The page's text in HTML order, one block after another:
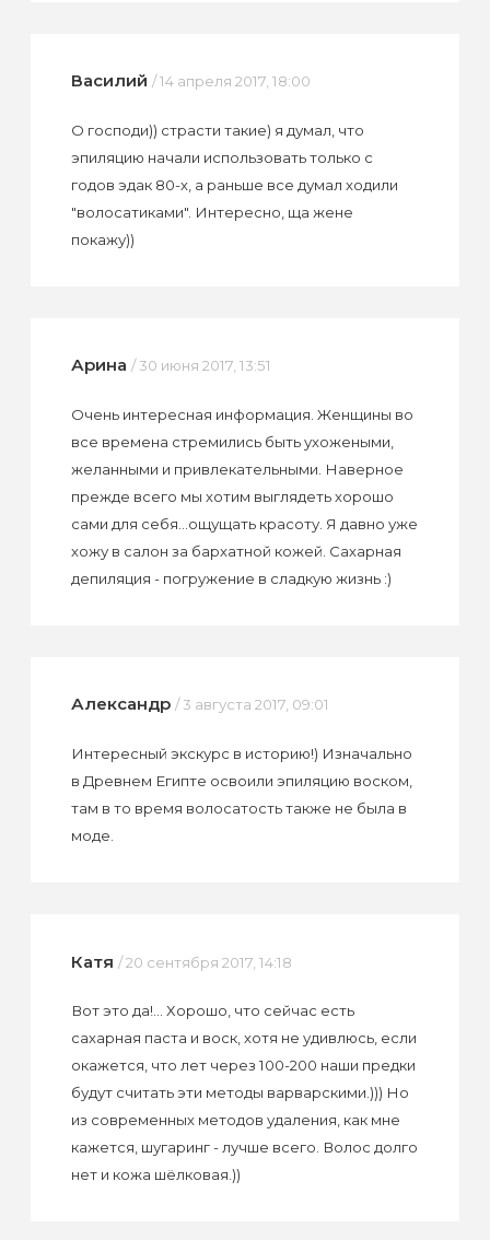
Василий / 14 апреля 2017, 18:00
О господи)) страсти такие) я думал, что
эпиляцию начали использовать только с
годов эдак 80-х, а раньше все думал ходили
"волосатиками". Интересно, ща жене
покажу))
Арина / 30 июня 2017, 13:51
Очень интересная информация. Женщины во
все времена стремились быть ухожеными,
желанными и привлекательными. Наверное
прежде всего мы хотим выглядеть хорошо
сами для себя...ощущать красоту. Я давно уже
хожу в салон за бархатной кожей. Сахарная
депиляция - погружение в сладкую жизнь :)
Александр / 3 августа 2017, 09:01
Интересный экскурс в историю!) Изначально
в Древнем Египте освоили эпиляцию воском,
там в то время волосатость также не была в
моде.
Катя / 20 сентября 2017, 14:18
Вот это да!... Хорошо, что сейчас есть
сахарная паста и воск, хотя не удивлюсь, если
окажется, что лет через 100-200 наши предки
будут считать эти методы варварскими.))) Но
из современных методов удаления, как мне
кажется, шугаринг - лучше всего. Волос долго
нет и кожа шёлковая.))